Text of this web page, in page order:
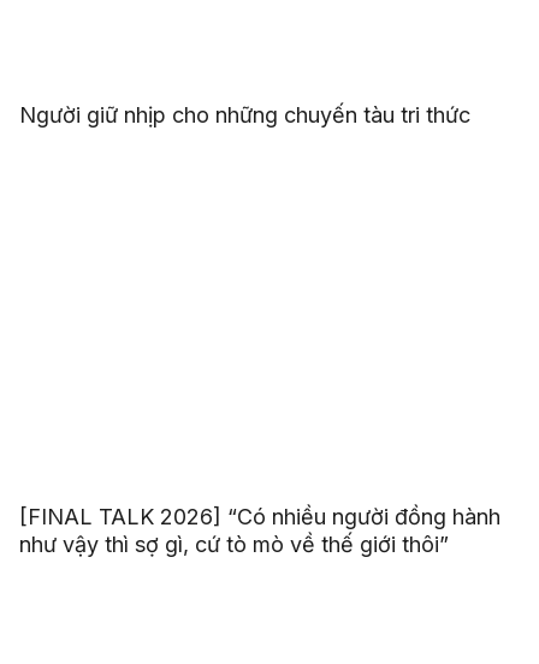
Người giữ nhịp cho những chuyến tàu tri thức
[FINAL TALK 2026] “Có nhiều người đồng hành
như vậy thì sợ gì, cứ tò mò về thế giới thôi”